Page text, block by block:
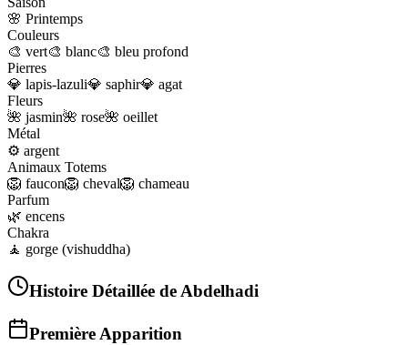
🌸 Printemps
Couleurs
🎨 vert🎨 blanc🎨 bleu profond
Pierres
💎 lapis-lazuli💎 saphir💎 agat
Fleurs
🌺 jasmin🌺 rose🌺 oeillet
Métal
⚙️ argent
Animaux Totems
🦁 faucon🦁 cheval🦁 chameau
Parfum
🌿 encens
Chakra
🧘 gorge (vishuddha)
Histoire Détaillée de Abdelhadi
Première Apparition